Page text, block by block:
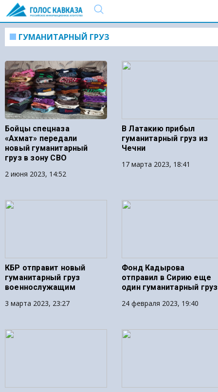
ГУМАНИТАРНЫЙ ГРУЗ
Бойцы спецназа
«Ахмат» передали
новый гуманитарный
груз в зону СВО
2 июня 2023, 14:52
В Латакию прибыл
гуманитарный груз из
Чечни
17 марта 2023, 18:41
КБР отправит новый
гуманитарный груз
военнослужащим
3 марта 2023, 23:27
Фонд Кадырова
отправил в Сирию еще
один гуманитарный груз
24 февраля 2023, 19:40